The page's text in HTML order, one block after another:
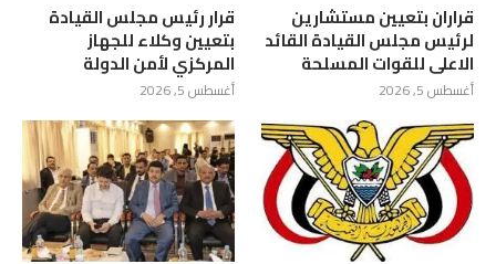
قراران بتعيين مستشارين
لرئيس مجلس القيادة القائد
الاعلى للقوات المسلحة
أغسطس 5, 2026
قرار رئيس مجلس القيادة
بتعيين وكلاء للجهاز
المركزي لأمن الدولة
أغسطس 5, 2026